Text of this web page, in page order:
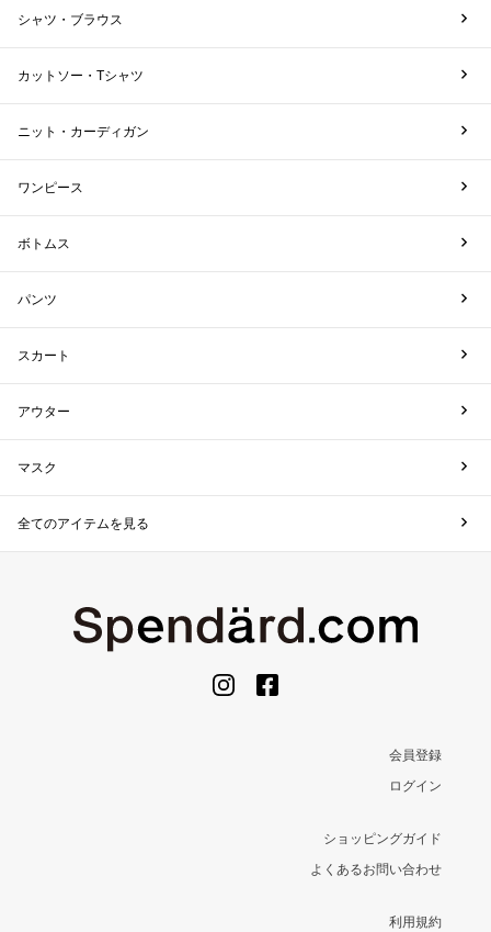
シャツ・ブラウス
カットソー・Tシャツ
ニット・カーディガン
ワンピース
ボトムス
パンツ
スカート
アウター
マスク
全てのアイテムを見る
会員登録
ログイン
ショッピングガイド
よくあるお問い合わせ
利用規約